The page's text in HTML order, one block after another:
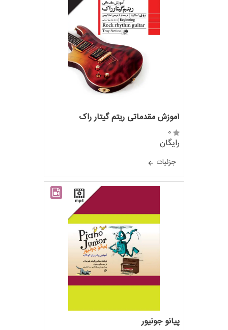
آموزش مقدماتی ریتم گیتار راک
0
رایگان
جزئيات
پیانو جونیور